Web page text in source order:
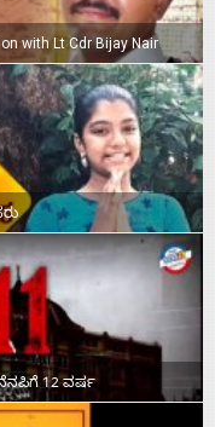
with Lt Cdr Bijay Nair
12 ವರ್ಷ